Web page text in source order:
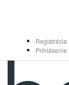
Registrácia
Prihlásenie